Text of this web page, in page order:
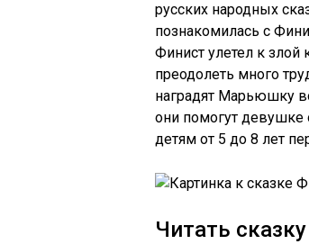
русских народных
познакомилась с
Финист улетел к
преодолеть много
наградят Марьюшку
они помогут девушке
детям от 5 до 8 лет
Читать